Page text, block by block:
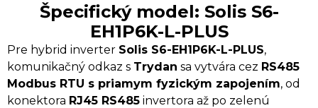
Špecifický model: Solis S6-
EH1P6K-L-PLUS
Pre hybrid inverter Solis S6-EH1P6K-L-PLUS,
komunikačný odkaz s Trydan sa vytvára cez RS485
Modbus RTU s priamym fyzickým zapojením, od
konektora RJ45 RS485 invertora až po zelenú